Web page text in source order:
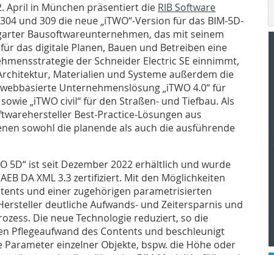
April in München präsentiert die RIB Software
und 309 die neue „iTWO“-Version für das BIM-5D-
Bausoftwareunternehmen, das mit seinem
das digitale Planen, Bauen und Betreiben eine
der Schneider Electric SE einnimmt,
Materialien und Systeme außerdem die
Unternehmenslösung „iTWO 4.0“ für
„iTWO civil“ für den Straßen- und Tiefbau. Als
Best-Practice-Lösungen aus
sowohl die planende als auch die ausführende
5D“ ist seit Dezember 2022 erhältlich und wurde
DA XML 3.3 zertifiziert. Mit den Möglichkeiten
und einer zugehörigen parametrisierten
deutliche Aufwands- und Zeitersparnis und
Die neue Technologie reduziert, so die
Pflegeaufwand des Contents und beschleunigt
einzelner Objekte, bspw. die Höhe oder